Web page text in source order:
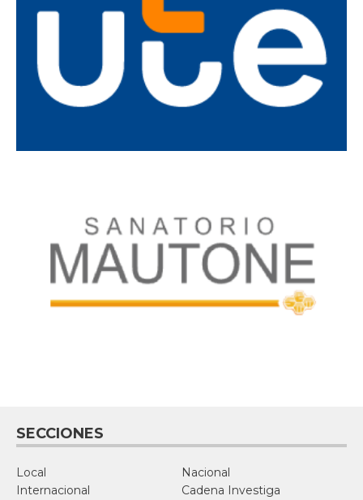
SECCIONES
Local
Nacional
Internacional
Cadena Investiga